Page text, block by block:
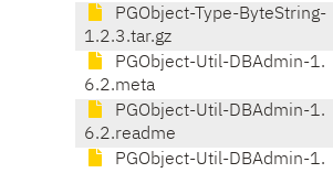
PGObject-Type-ByteString-
1.2.3.tar.gz
PGObject-Util-DBAdmin-1.
6.2.meta
PGObject-Util-DBAdmin-1.
6.2.readme
PGObject-Util-DBAdmin-1.